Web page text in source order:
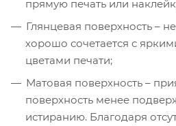
прямую печать или
Глянцевая поверхность –
хорошо сочетается с
цветами печати;
Матовая поверхность –
поверхность менее
истиранию. Благодаря